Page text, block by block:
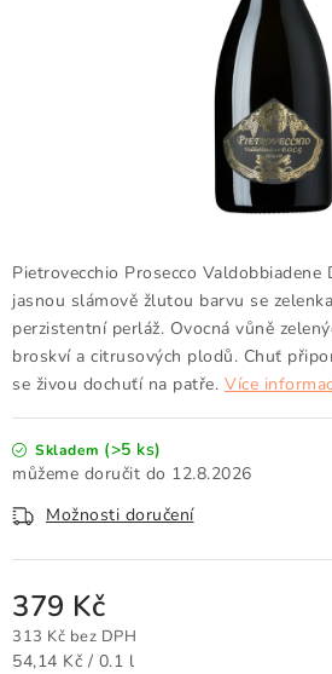
Obchodní podmínky
Podmínky ochrany osobních údajů
Velkoobchod
Pietrovecchio Prosecco Valdobbiadene
jasnou slámově žlutou barvu se
perzistentní perláž. Ovocná vůně
broskví a citrusových plodů. Chuť
se živou dochuťí na patře. Více
Skladem (>5 ks)
12.8.2026
Možnosti doručení
379 Kč
313 Kč bez DPH
Měrná cena:
54,14 Kč / 0.1 l